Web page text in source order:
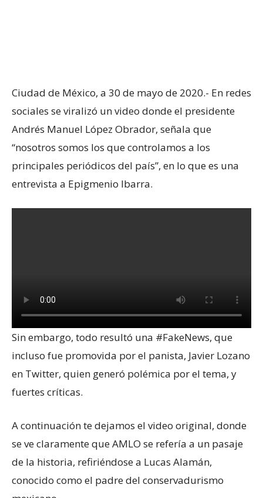
Ciudad de México, a 30 de mayo de 2020.- En redes
sociales se viralizó un video donde el presidente
Andrés Manuel López Obrador, señala que
“nosotros somos los que controlamos a los
principales periódicos del país”, en lo que es una
entrevista a Epigmenio Ibarra.
Sin embargo, todo resultó una #FakeNews, que
incluso fue promovida por el panista, Javier Lozano
en Twitter, quien generó polémica por el tema, y
fuertes críticas.
A continuación te dejamos el video original, donde
se ve claramente que AMLO se refería a un pasaje
de la historia, refiriéndose a Lucas Alamán,
conocido como el padre del conservadurismo